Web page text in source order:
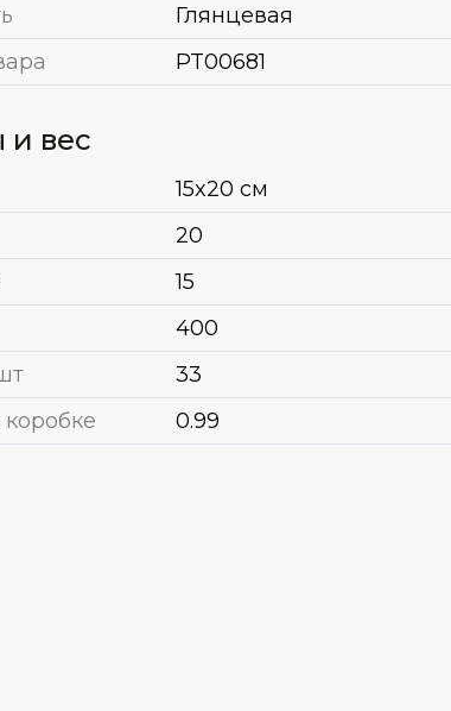
Глянцевая
PT00681
и вес
15x20 см
20
15
400
33
0.99